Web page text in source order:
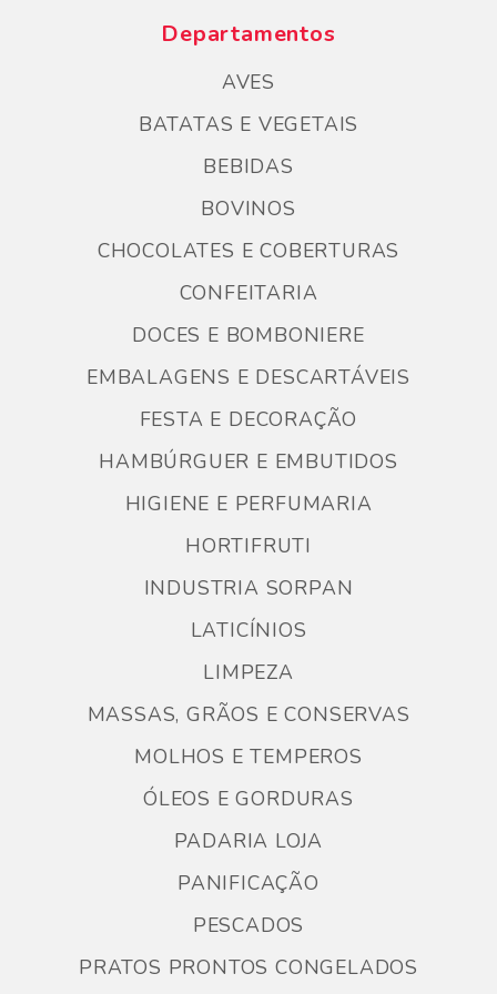
Departamentos
AVES
BATATAS E VEGETAIS
BEBIDAS
BOVINOS
CHOCOLATES E COBERTURAS
CONFEITARIA
DOCES E BOMBONIERE
EMBALAGENS E DESCARTÁVEIS
FESTA E DECORAÇÃO
HAMBÚRGUER E EMBUTIDOS
HIGIENE E PERFUMARIA
HORTIFRUTI
INDUSTRIA SORPAN
LATICÍNIOS
LIMPEZA
MASSAS, GRÃOS E CONSERVAS
MOLHOS E TEMPEROS
ÓLEOS E GORDURAS
PADARIA LOJA
PANIFICAÇÃO
PESCADOS
PRATOS PRONTOS CONGELADOS